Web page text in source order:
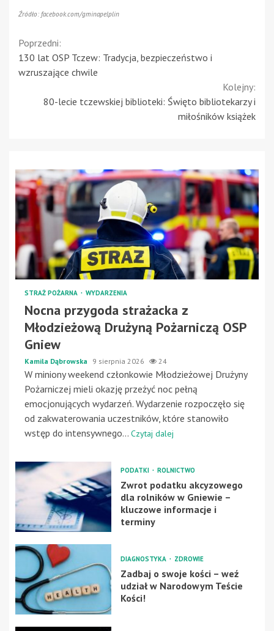
Źródło: facebook.com/gminapelplin
Continue
Reading
Poprzedni:
130 lat OSP Tczew: Tradycja, bezpieczeństwo i
wzruszające chwile
Kolejny:
80-lecie tczewskiej biblioteki: Święto bibliotekarzy i
miłośników książek
STRAŻ POŻARNA WYDARZENIA
Nocna przygoda strażacka z
Młodzieżową Drużyną Pożarniczą OSP
Gniew
Kamila Dąbrowska 9 sierpnia 2026 24
W miniony weekend członkowie Młodzieżowej Drużyny
Pożarniczej mieli okazję przeżyć noc pełną
emocjonujących wydarzeń. Wydarzenie rozpoczęło się
od zakwaterowania uczestników, które stanowiło
wstęp do intensywnego... Czytaj dalej
PODATKI ROLNICTWO
Zwrot podatku akcyzowego
dla rolników w Gniewie –
kluczowe informacje i
terminy
DIAGNOSTYKA ZDROWIE
Zadbaj o swoje kości – weź
udział w Narodowym Teście
Kości!